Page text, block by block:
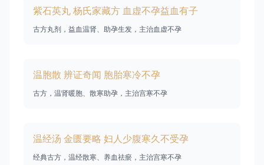
紫石英丸 杨氏家藏方 血虚不孕益血有子
古方丸剂，益血温肾、助孕生发，主治血虚不孕
温胞散 辨证奇闻 胞胎寒冷不孕
古方，温肾暖胞、散寒助孕，主治宫寒不孕
温经汤 金匮要略 妇人少腹寒久不受孕
经典古方，温经散寒、养血祛瘀，主治宫寒不孕